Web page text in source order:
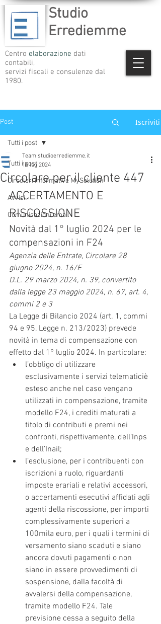
Studio
Errediemme
Centro elaborazione dati
contabili,
servizi fiscali e consulenze dal
1980.
Post Iscriviti
Tutti i post
Circolari informative MySolution
Avvisi
Comunicazioni email
Tutti i post
Circolare per il cliente 447
Team studioerrediemme.it
16 lug 2024
ACCERTAMENTO E
RISCOSSIONE
Novità dal 1° luglio 2024 per le
compensazioni in F24
Agenzia delle Entrate, Circolare 28
giugno 2024, n. 16/E
D.L. 29 marzo 2024, n. 39, convertito
dalla legge 23 maggio 2024, n. 67, art. 4,
commi 2 e 3
La Legge di Bilancio 2024 (art. 1, commi
94 e 95, Legge n. 213/2023) prevede
novità in tema di compensazione con
effetto dal 1° luglio 2024. In particolare:
l’obbligo di utilizzare
esclusivamente i servizi telematiciè
esteso anche nel caso vengano
utilizzati in compensazione, tramite
modello F24, i crediti maturati a
titolo di contributi e premi nei
confronti, rispettivamente, dell’Inps
e dell’Inail;
l’esclusione, per i contribuenti con
iscrizioni a ruolo, riguardanti
imposte erariali e relativi accessori,
o accertamenti esecutivi affidati agli
agenti della riscossione, per importi
complessivamente superiori a
100mila euro, per i quali i termini di
versamento siano scaduti e siano
ancora dovuti pagamenti o non
siano in essere provvedimenti di
sospensione, dalla facoltà di
avvalersi della compensazione,
tramite modello F24. Tale
previsione cessa a seguito della